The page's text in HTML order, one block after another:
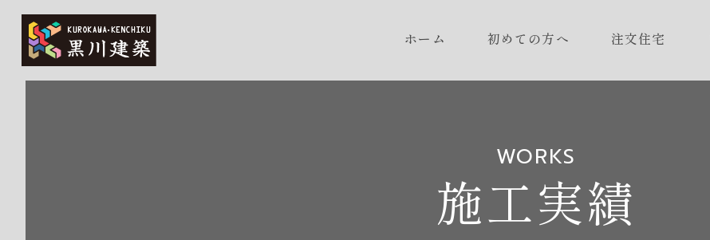
ホーム 初めての方へ 注文住宅
WORKS
施工実績